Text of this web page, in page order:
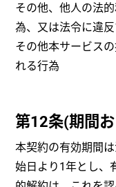
その他、他人の法
為、又は法令に違
その他本サービス
れる行為
第12条(期間
本契約の有効期間
始日より1年とし、